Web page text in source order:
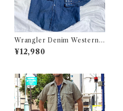
Wrangler Denim Western S
hirt 16 1/2 Made in USA / ラ
ングラー デニム ウエスタン シ
¥12,980